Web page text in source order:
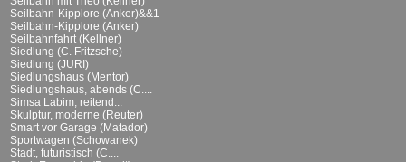
Seilbahn-Kipplore (Anker)&&1
Seilbahn-Kipplore (Anker)
Seilbahnfahrt (Kellner)
Siedlung (C. Fritzsche)
Siedlung (JURI)
Siedlungshaus (Mentor)
Siedlungshaus, abends (C....
Simsa Labim, reitend...
Skulptur, moderne (Reuter)
Smart vor Garage (Matador)
Sportwagen (Schowanek)
Stadt, futuristisch (C....